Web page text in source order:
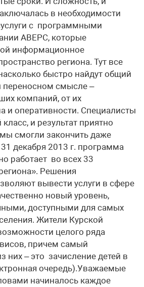
в необходимости
с программными
АВЕРС, которые
информационное
региона. Тут все
быстро найдут общий
переносном смысле –
компаний, от их
и оперативности. Специалисты
и результат приятно
смогли закончить даже
декабря 2013 г. программа
работает во всех 33
Решения
вывести услуги в сфере
новый уровень,
доступными для самых
Жители Курской
целого ряда
причем самый
них – это зачисление детей в
очередь).Уважаемые
начиналось каждое